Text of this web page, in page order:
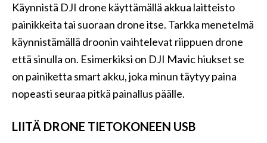
Käynnistä DJI drone käyttämällä akkua laitteisto
painikkeita tai suoraan drone itse. Tarkka menetelmä
käynnistämällä droonin vaihtelevat riippuen drone
että sinulla on. Esimerkiksi on DJI Mavic hiukset se
on painiketta smart akku, joka minun täytyy paina
nopeasti seuraa pitkä painallus päälle.
LIITÄ DRONE TIETOKONEEN USB